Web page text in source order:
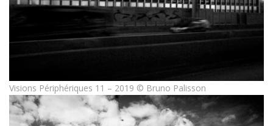
Visions Périphériques 11 – 2019 © Bruno Palisson